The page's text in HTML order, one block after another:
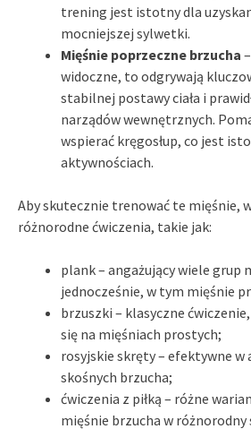
trening jest istotny dla
mocniejszej sylwetki.
Mięśnie poprzeczne brzucha
widoczne, to odgrywają
stabilnej postawy ciała i
narządów wewnętrznych.
wspierać kręgosłup, co jest
aktywnościach.
Aby skutecznie trenować te mięśnie,
różnorodne ćwiczenia, takie jak:
plank – angażujący wiele grup
jednocześnie, w tym mięśnie
brzuszki – klasyczne
się na mięśniach prostych;
rosyjskie skręty – efektywne w
skośnych brzucha;
ćwiczenia z piłką – różne
mięśnie brzucha w różnorodny